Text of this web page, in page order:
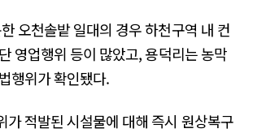
오천솔밭 일대의 경우 하천구역 내 컨
영업행위 등이 많았고, 용덕리는 농막
행위가 확인됐다.
가 적발된 시설물에 대해 즉시 원상복구